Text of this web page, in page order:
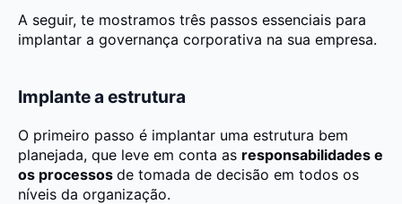
A seguir, te mostramos três passos essenciais para
implantar a governança corporativa na sua empresa.
Implante a estrutura
O primeiro passo é implantar uma estrutura bem
planejada, que leve em conta as responsabilidades e
os processos de tomada de decisão em todos os
níveis da organização.